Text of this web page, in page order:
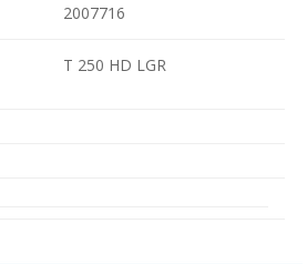
2007716
T 250 HD LGR